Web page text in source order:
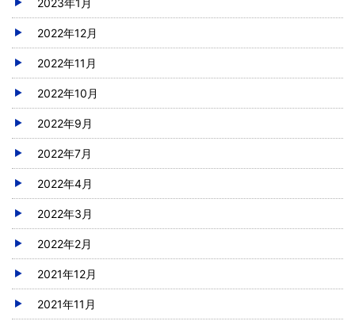
2023年1月
2022年12月
2022年11月
2022年10月
2022年9月
2022年7月
2022年4月
2022年3月
2022年2月
2021年12月
2021年11月